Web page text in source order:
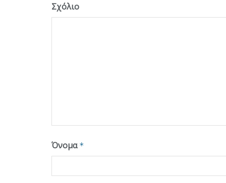
Σχόλιο
Όνομα *